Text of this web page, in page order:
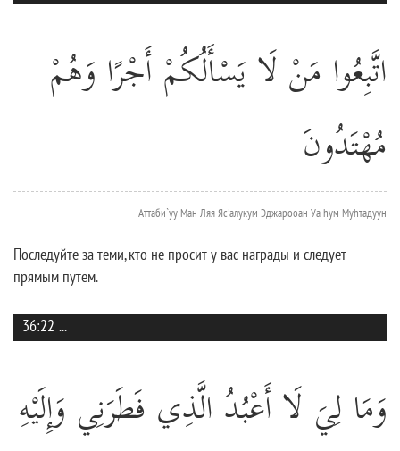
اتَّبِعُوا مَنْ لَا يَسْأَلُكُمْ أَجْرًا وَهُمْ
مُهْتَدُونَ
Аттаби`уу Ман Ляя Яс'алукум Эджарооан Уа hум Муhтадуун
Последуйте за теми, кто не просит у вас награды и следует
прямым путем.
36:22 ...
وَمَا لِيَ لَا أَعْبُدُ الَّذِي فَطَرَنِي وَإِلَيْهِ